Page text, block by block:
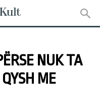
NUK TA
ME